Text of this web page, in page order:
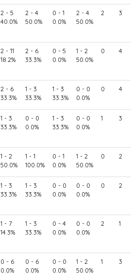
2 - 5
40.0%
2 - 4
50.0%
0 - 1
0.0%
2 - 4
50.0%
2 3
2 - 11
18.2%
2 - 6
33.3%
0 - 5
0.0%
1 - 2
50.0%
0 4
2 - 6
33.3%
1 - 3
33.3%
1 - 3
33.3%
0 - 0
0.0%
0 4
1 - 3
33.3%
0 - 0
0.0%
1 - 3
33.3%
0 - 0
0.0%
1 3
1 - 2
50.0%
1 - 1
100.0%
0 - 1
0.0%
1 - 2
50.0%
0 2
1 - 3
33.3%
1 - 3
33.3%
0 - 0
0.0%
0 - 0
0.0%
0 2
1 - 7
14.3%
1 - 3
33.3%
0 - 4
0.0%
0 - 0
0.0%
2 1
0 - 6
0.0%
0 - 6
0.0%
0 - 0
0.0%
1 - 2
50.0%
1 3